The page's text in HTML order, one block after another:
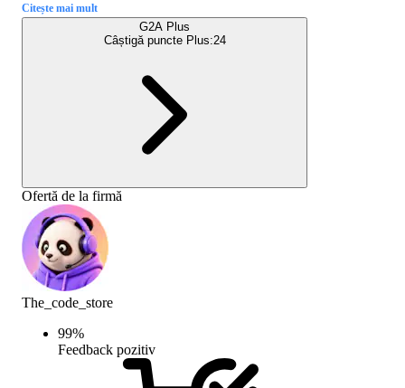
Citește mai mult
G2A Plus
Câștigă puncte Plus:24
Ofertă de la firmă
The_code_store
99%
Feedback pozitiv